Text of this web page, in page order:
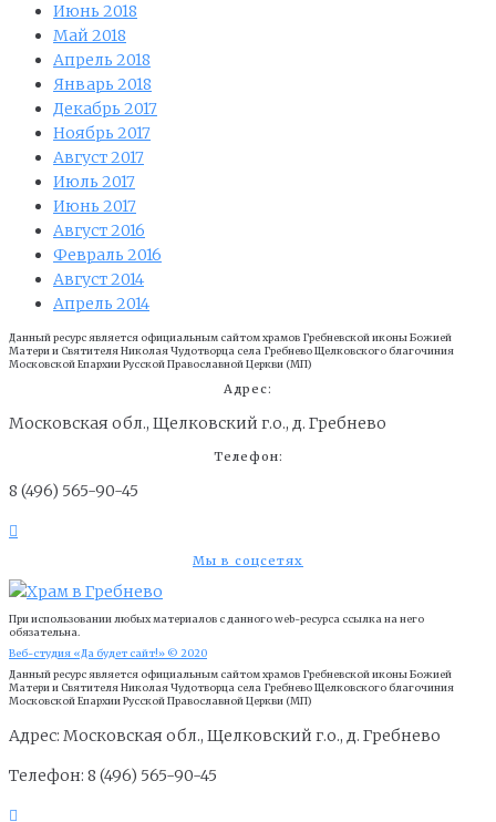
Июнь 2018
Май 2018
Апрель 2018
Январь 2018
Декабрь 2017
Ноябрь 2017
Август 2017
Июль 2017
Июнь 2017
Август 2016
Февраль 2016
Август 2014
Апрель 2014
Данный ресурс является официальным сайтом храмов Гребневской иконы Божией
Матери и Cвятителя Николая Чудотворца села Гребнево Щелковского благочиния
Московской Епархии Русской Православной Церкви (МП)
Адрес:
Московская обл., Щелковский г.о., д. Гребнево
Телефон:
8 (496) 565-90-45
Мы в соцсетях
При использовании любых материалов с данного web-ресурса ссылка на него
обязательна.
Веб-студия «Да будет сайт!» © 2020
Данный ресурс является официальным сайтом храмов Гребневской иконы Божией
Матери и Cвятителя Николая Чудотворца села Гребнево Щелковского благочиния
Московской Епархии Русской Православной Церкви (МП)
Адрес: Московская обл., Щелковский г.о., д. Гребнево
Телефон: 8 (496) 565-90-45